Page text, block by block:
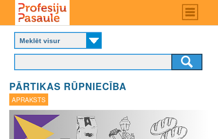
main
content
Main
menu
P
o
f
e
s
i
j
u
p
a
PĀRTIKAS RŪPNIECĪBA
APRAKSTS